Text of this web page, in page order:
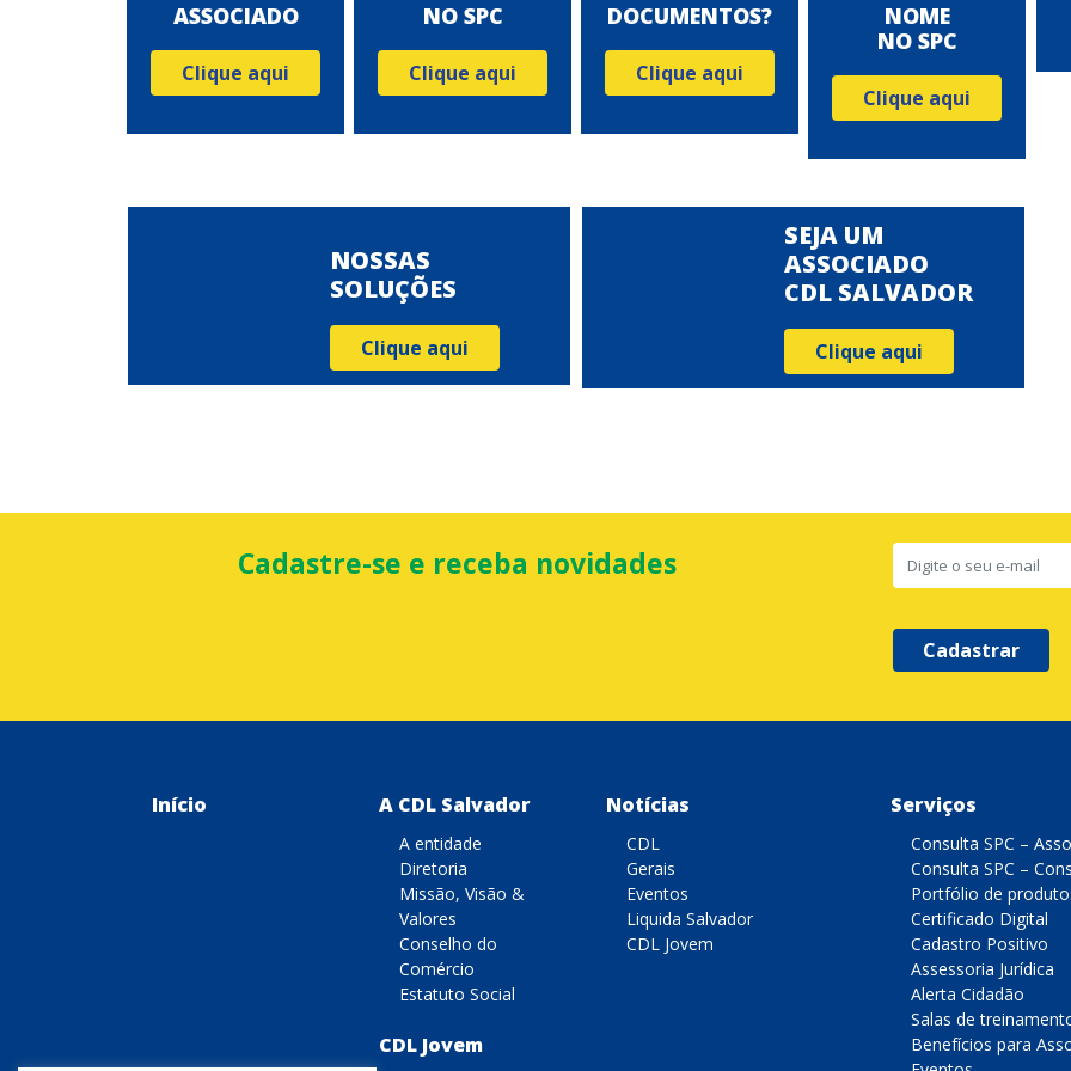
ASSOCIADO
Clique aqui
NO SPC
Clique aqui
DOCUMENTOS?
Clique aqui
NOME
NO SPC
Clique aqui
NOSSAS
SOLUÇÕES
Clique aqui
SEJA UM
ASSOCIADO
CDL SALVADOR
Clique aqui
Cadastre-se e receba novidades
Cadastrar
Início A CDL Salvador
A entidade
Diretoria
Missão, Visão &
Valores
Conselho do
Comércio
Estatuto Social
CDL Jovem
Notícias
CDL
Gerais
Eventos
Liquida Salvador
CDL Jovem
Serviços
Consulta SPC –
Consulta SPC –
Portfólio de
Certificado Digital
Cadastro Positivo
Assessoria Jurídica
Alerta Cidadão
Salas de
Benefícios para